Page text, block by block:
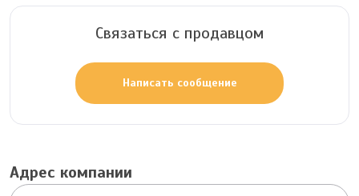
Связаться с продавцом
Написать сообщение
Адрес компании